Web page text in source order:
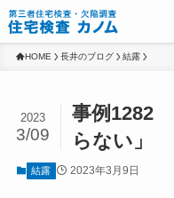
HOME 長井のブログ 結露
事例1282
らない」
2023
3/09
結露 2023年3月9日